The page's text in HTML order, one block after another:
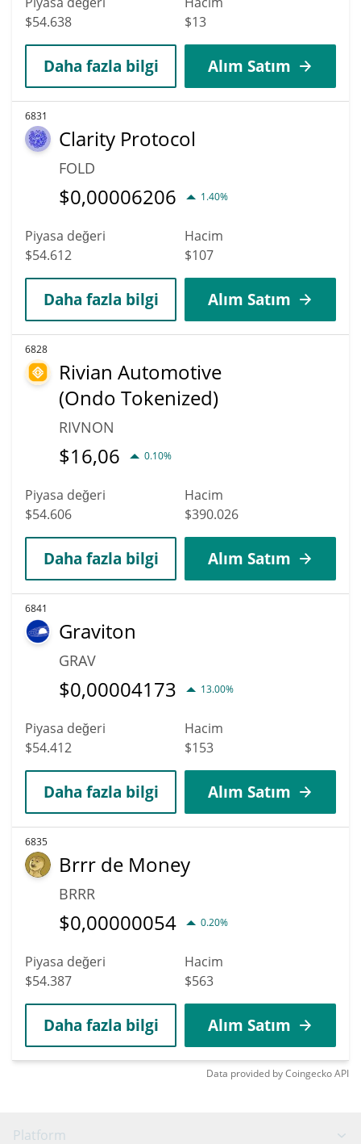
$54.638
$13
Daha fazla bilgi Alım Satım
6831
Clarity Protocol
FOLD
$0,00006206 1.40%
Piyasa değeri
$54.612
Hacim
$107
Daha fazla bilgi Alım Satım
6828
Rivian Automotive
(Ondo Tokenized)
RIVNON
$16,06 0.10%
Piyasa değeri
$54.606
Hacim
$390.026
Daha fazla bilgi Alım Satım
6841
Graviton
GRAV
$0,00004173 13.00%
Piyasa değeri
$54.412
Hacim
$153
Daha fazla bilgi Alım Satım
6835
Brrr de Money
BRRR
$0,00000054 0.20%
Piyasa değeri
$54.387
Hacim
$563
Daha fazla bilgi Alım Satım
Data provided byCoingeckoAPI
Platform